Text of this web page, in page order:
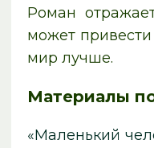
Роман
может
мир лучше.
Материалы
«Маленький